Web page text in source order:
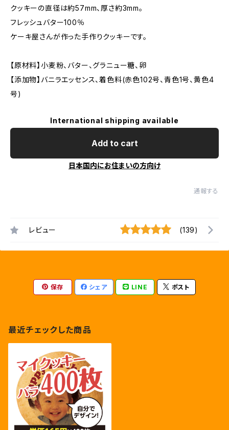
クッキーの直径は約57mm、厚さ約3mm。
フレッシュバター100％
ケーキ屋さんが作った手作りクッキーです。
【原材料】小麦粉、バター、グラニュー糖、卵
【添加物】バニラエッセンス、着色料(赤色102号、青色1号、黄色4
号)
International shipping available
Add to cart
日本国内にお住まいの方向け
通報する
レビュー (139)
保存 シェア LINE ポスト
最近チェックした商品